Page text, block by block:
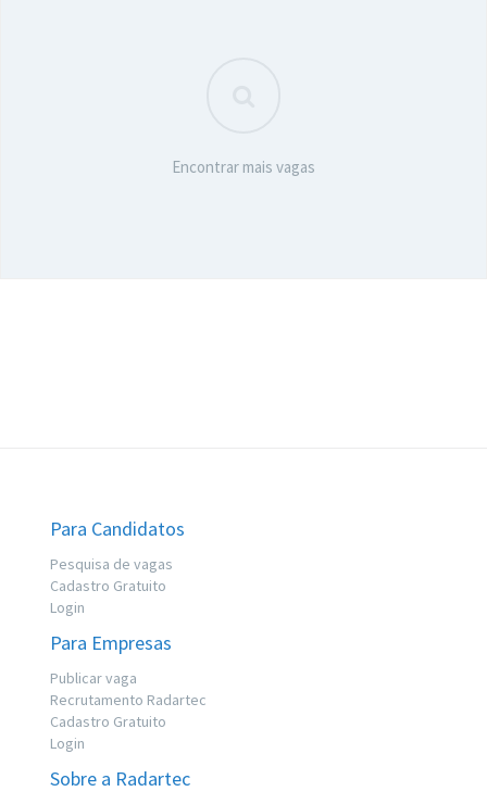
Encontrar mais vagas
Para Candidatos
Pesquisa de vagas
Cadastro Gratuito
Login
Para Empresas
Publicar vaga
Recrutamento Radartec
Cadastro Gratuito
Login
Sobre a Radartec